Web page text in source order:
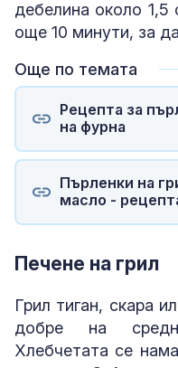
дебелина около
още 10 минути, за
Още по темата
Рецепта за
на фурна
Пърленки на
масло -
Печене на грил
Грил тиган, скара
добре на
Хлебчетата се